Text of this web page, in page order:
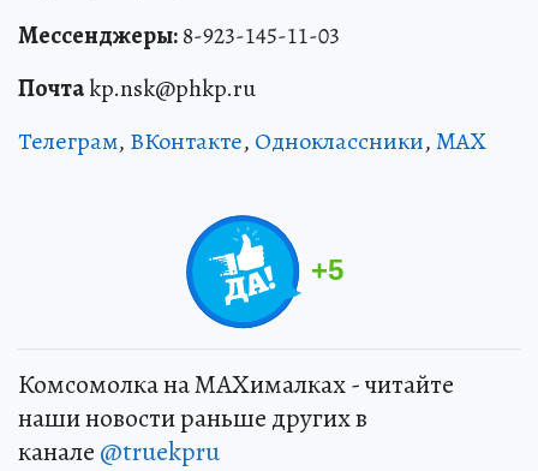
Мессенджеры:8-923-145-11-03
Почтаkp.nsk@phkp.ru
Телеграм, ВКонтакте, Одноклассники,MAX
+5
Комсомолка на MAXималках - читайте
наши новости раньше других в
канале @truekpru